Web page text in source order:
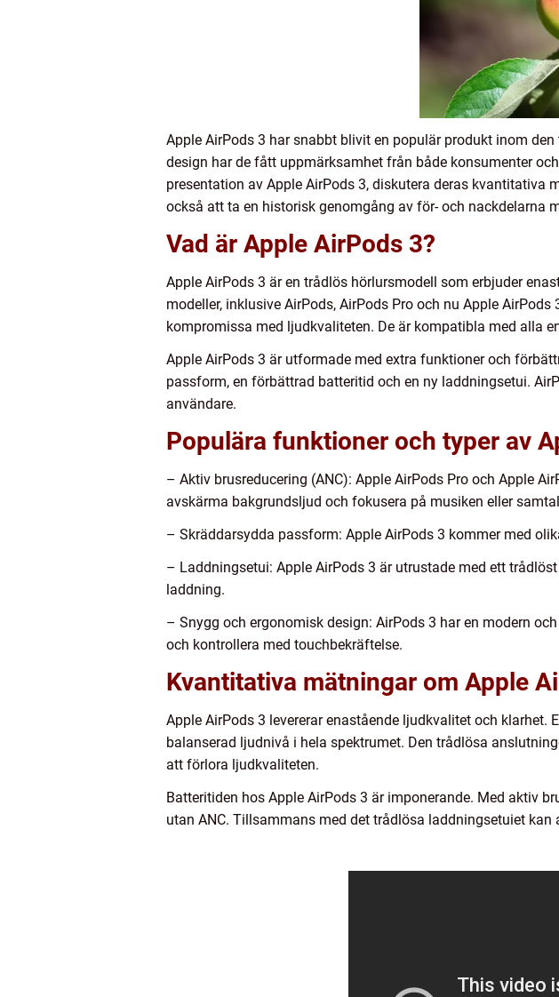
Apple AirPods 3 har snabbt blivit en populär produkt inom
design har de fått uppmärksamhet från både konsumenter
presentation av Apple AirPods 3, diskutera deras
också att ta en historisk genomgång av för- och nackdelarna
Vad är Apple AirPods 3?
Apple AirPods 3 är en trådlös hörlursmodell som erbjuder
modeller, inklusive AirPods, AirPods Pro och nu Apple
kompromissa med ljudkvaliteten. De är kompatibla med alla
Apple AirPods 3 är utformade med extra funktioner och
passform, en förbättrad batteritid och en ny laddningsetui.
användare.
Populära funktioner och typer av
– Aktiv brusreducering (ANC): Apple AirPods Pro och Apple
avskärma bakgrundsljud och fokusera på musiken eller
– Skräddarsydda passform: Apple AirPods 3 kommer med
– Laddningsetui: Apple AirPods 3 är utrustade med ett
laddning.
– Snygg och ergonomisk design: AirPods 3 har en modern
och kontrollera med touchbekräftelse.
Kvantitativa mätningar om Apple
Apple AirPods 3 levererar enastående ljudkvalitet och klarhet.
balanserad ljudnivå i hela spektrumet. Den trådlösa
att förlora ljudkvaliteten.
Batteritiden hos Apple AirPods 3 är imponerande. Med aktiv
utan ANC. Tillsammans med det trådlösa laddningsetuiet